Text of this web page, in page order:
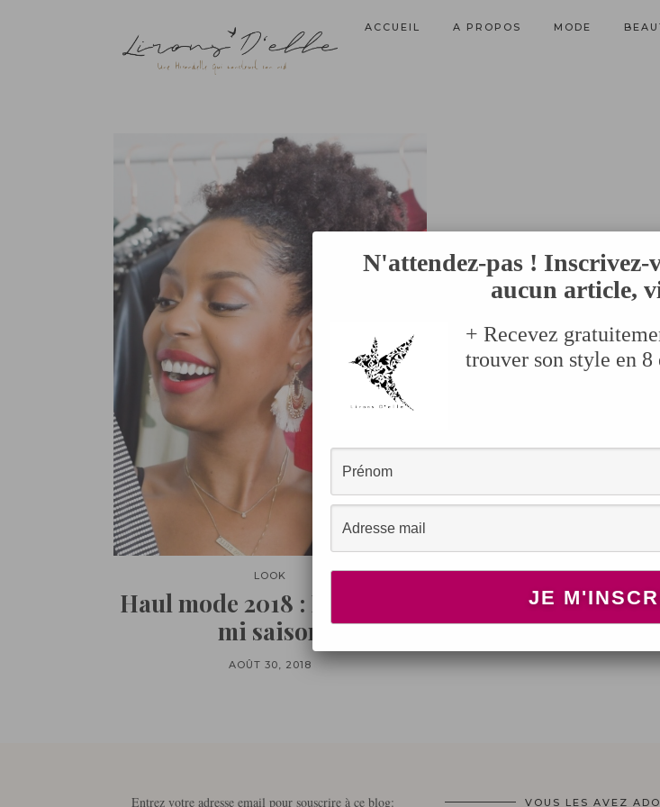
ACCUEIL A PROPOS MODE
LOOK
Haul mode 2018 : Rentrée et
mi saison
AOÛT 30, 2018
Entrez votre adresse email pour souscrire à ce blog: VOUS LES AVEZ
N'attendez-pas ! Inscrivez-
aucun article,
+ Recevez
trouver son style en 8